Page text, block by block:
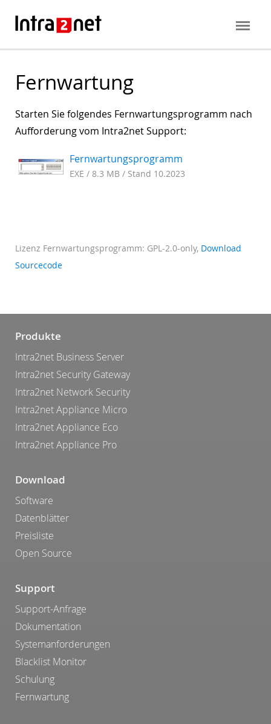
Fernwartung
Starten Sie folgendes Fernwartungsprogramm nach
Aufforderung vom Intra2net Support:
Fernwartungsprogramm
EXE / 8.3 MB / Stand 10.2023
Lizenz Fernwartungsprogramm: GPL-2.0-only, Download
Sourcecode
Produkte
Intra2net Business Server
Intra2net Security Gateway
Intra2net Network Security
Intra2net Appliance Micro
Intra2net Appliance Eco
Intra2net Appliance Pro
Download
Software
Datenblätter
Preisliste
Open Source
Support
Support-Anfrage
Dokumentation
Systemanforderungen
Blacklist Monitor
Schulung
Fernwartung